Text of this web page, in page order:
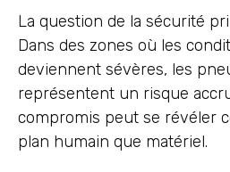
La question de la sécurité
Dans des zones où les
deviennent sévères, les
représentent un risque accru
compromis peut se révéler
plan humain que matériel.